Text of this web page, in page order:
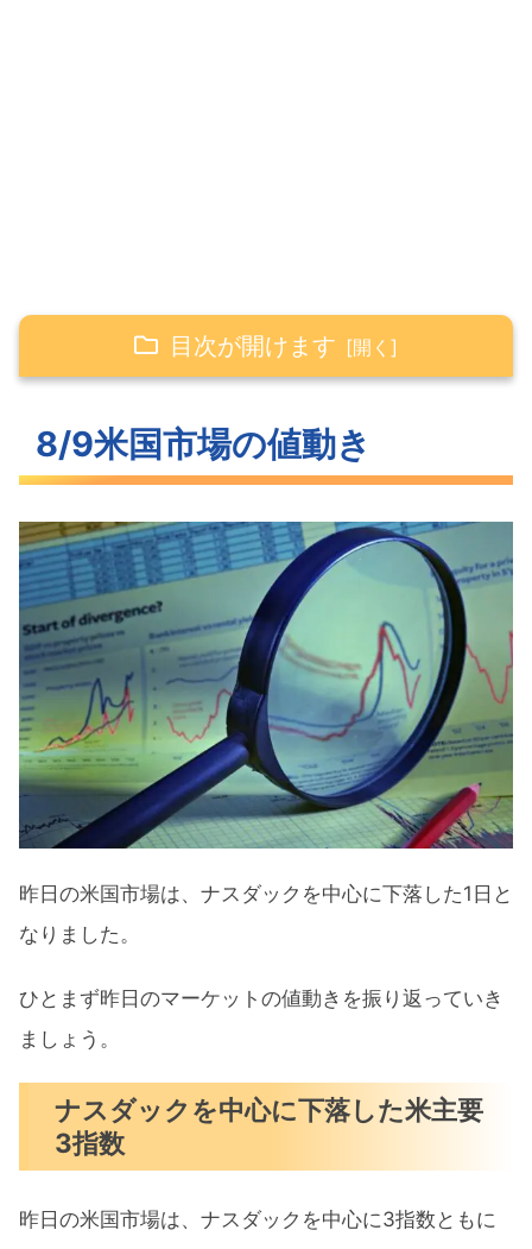
目次が開けます
ナスダックを中心に下落した米主要3指
少しだけ上昇した長期金利
大きく上昇することがなかったVIX
S&P500ヒートマップ
セクター別パフォーマンス
米国市場に影響がありそうなトピック
ス
今週の注目決算
今週の決算スケジュール
発表前夜に警戒 まとめ
8/9米国市場の値動き
昨日の米国市場は、ナスダックを中心に下落した1日と
なりました。
ひとまず昨日のマーケットの値動きを振り返っていき
ましょう。
ナスダックを中心に下落した米主要
3指数
昨日の米国市場は、ナスダックを中心に3指数ともに